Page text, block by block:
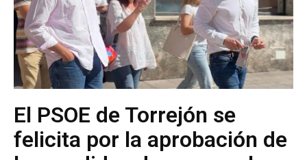
El PSOE de Torrejón se
felicita por la aprobación de